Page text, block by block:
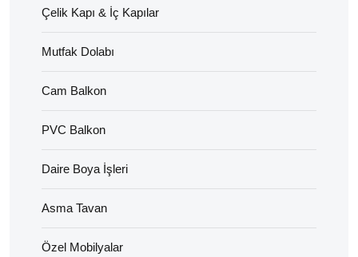
Çelik Kapı & İç Kapılar
Mutfak Dolabı
Cam Balkon
PVC Balkon
Daire Boya İşleri
Asma Tavan
Özel Mobilyalar